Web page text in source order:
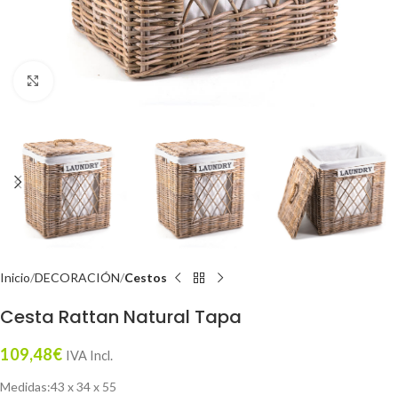
Click to enlarge
Inicio DECORACIÓN Cestos
Cesta Rattan Natural Tapa
109,48€ IVA Incl.
Medidas:43 x 34 x 55